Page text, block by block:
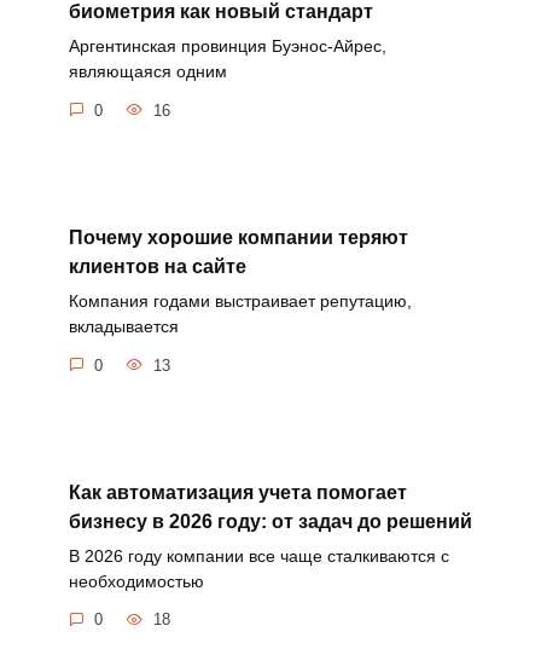
биометрия как новый стандарт
Аргентинская провинция Буэнос-Айрес,
являющаяся одним
0 16
Почему хорошие компании теряют
клиентов на сайте
Компания годами выстраивает репутацию,
вкладывается
0 13
Как автоматизация учета помогает
бизнесу в 2026 году: от задач до решений
В 2026 году компании все чаще сталкиваются с
необходимостью
0 18